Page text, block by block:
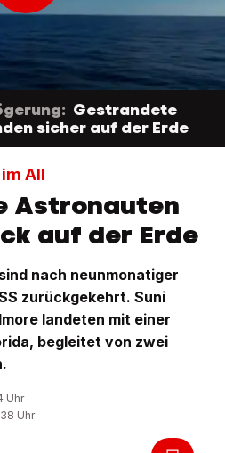
Gestrandete
sicher auf der Erde
All
Astronauten
auf der Erde
nach neunmonatiger
zurückgekehrt. Suni
landeten mit einer
begleitet von zwei
Uhr
Uhr